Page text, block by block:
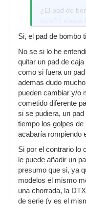
¿El pad de
mza? (
barata y sin
futuro
pad de
Gracias y un
Si, el pad de bombo
No se si lo he
quitar un pad de
como si fuera un
ademas dudo
pueden cambiar y/o
cometido diferente
si se pudiera, un
tiempo los golpes
acabaría rompiendo
Si por el contrario lo
le puede añadir un
presumo que si, ya
modelos el mismo
una chorrada, la
de serie (y es el